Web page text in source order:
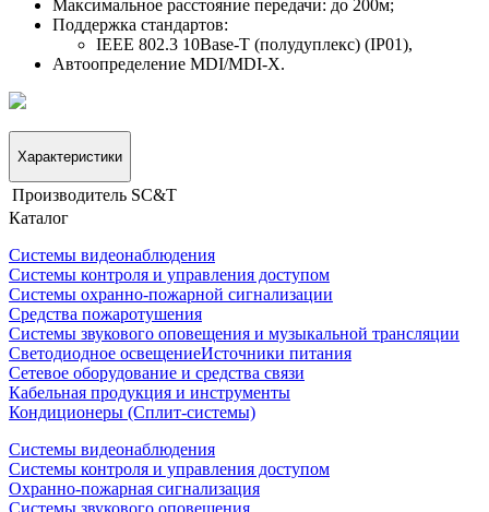
Максимальное расстояние передачи: до 200м;
Поддержка стандартов:
IEEE 802.3 10Base-T (полудуплекс) (IP01),
Автоопределение MDI/MDI-X.
Характеристики
Производитель SC&T
Каталог
Системы видеонаблюдения
Системы контроля и управления доступом
Системы охранно-пожарной сигнализации
Средства пожаротушения
Системы звукового оповещения и музыкальной трансляции
Светодиодное освещениеИсточники питания
Сетевое оборудование и средства связи
Кабельная продукция и инструменты
Кондиционеры (Сплит-системы)
Системы видеонаблюдения
Системы контроля и управления доступом
Охранно-пожарная сигнализация